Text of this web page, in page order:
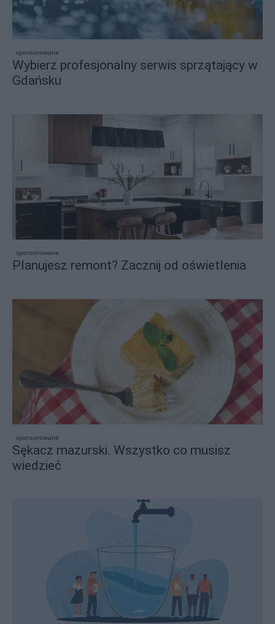
sponsorowane
Wybierz profesjonalny serwis sprzątający w
Gdańsku
sponsorowane
Planujesz remont? Zacznij od oświetlenia
sponsorowane
Sękacz mazurski. Wszystko co musisz
wiedzieć